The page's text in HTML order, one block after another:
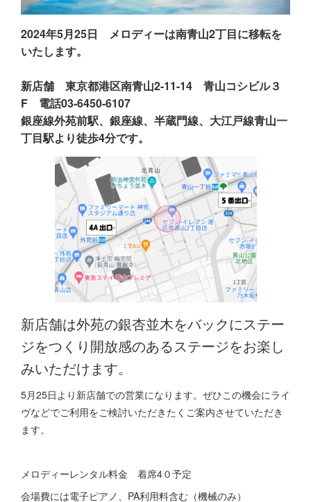
2024年5月25日 メロディーは南青山2丁目に移転を
いたします。
新店舗 東京都港区南青山2-11-14 青山コシビル３
F 電話03-6450-6107
銀座線外苑前駅、銀座線、半蔵門線、大江戸線青山一
丁目駅より徒歩4分です。
新店舗は外苑の銀杏並木をバックにステー
ジをつくり開放感のあるステージをお楽し
みいただけます。
5月25日より新店舗での営業になります。ぜひこの機会にライ
ヴなどでご利用をご検討いただきたくご案内させていただき
ます。
メロディーレンタル料金 着席4０予定
会場費には電子ピアノ、PA利用料含む（機械のみ）